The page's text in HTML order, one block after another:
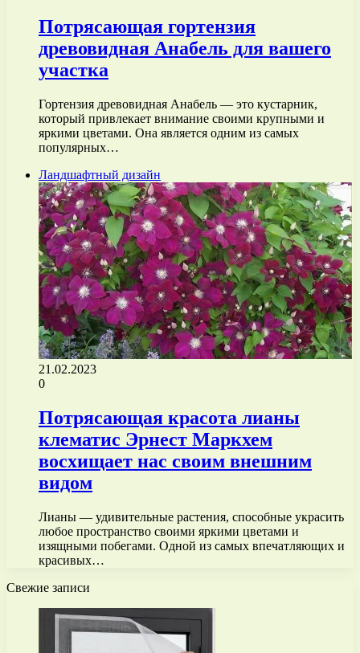
Потрясающая гортензия
древовидная Анабель для вашего
участка
Гортензия древовидная Анабель — это кустарник,
который привлекает внимание своими крупными и
яркими цветами. Она является одним из самых
популярных…
Ландшафтный дизайн
21.02.2023
0
Потрясающая красота лианы
клематис Эрнест Маркхем
восхищает нас своим внешним
видом
Лианы — удивительные растения, способные украсить
любое пространство своими яркими цветами и
изящными побегами. Одной из самых впечатляющих и
красивых…
Свежие записи